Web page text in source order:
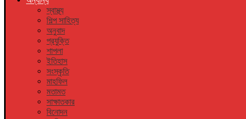
স্বাস্থ্য
শিল্প সাহিত্য
অনুবাদ
প্রযুক্তি
শাপলা
ইতিহাস
সংস্কৃতি
মাহফিল
মতামত
সাক্ষাতকার
বিনোদন